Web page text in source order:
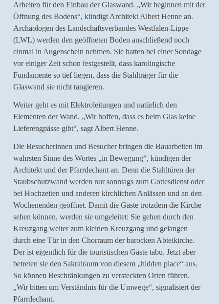
Arbeiten für den Einbau der Glaswand. „Wir beginnen mit der
Öffnung des Bodens“, kündigt Architekt Albert Henne an.
Archäologen des Landschaftsverbandes Westfalen-Lippe
(LWL) werden den geöffneten Boden anschließend noch
einmal in Augenschein nehmen. Sie hatten bei einer Sondage
vor einiger Zeit schon festgestellt, dass karolingische
Fundamente so tief liegen, dass die Stahlträger für die
Glaswand sie nicht tangieren.
Weiter geht es mit Elektroleitungen und natürlich den
Elementen der Wand. „Wir hoffen, dass es beim Glas keine
Lieferengpässe gibt“, sagt Albert Henne.
Die Besucherinnen und Besucher bringen die Bauarbeiten im
wahrsten Sinne des Wortes „in Bewegung“, kündigen der
Architekt und der Pfarrdechant an. Denn die Stahltüren der
Staubschutzwand werden nur sonntags zum Gottesdienst oder
bei Hochzeiten und anderen kirchlichen Anlässen und an den
Wochenenden geöffnet. Damit die Gäste trotzdem die Kirche
sehen können, werden sie umgeleitet: Sie gehen durch den
Kreuzgang weiter zum kleinen Kreuzgang und gelangen
durch eine Tür in den Chorraum der barocken Abteikirche.
Der ist eigentlich für die touristischen Gäste tabu. Jetzt aber
betreten sie den Sakralraum von diesem „hidden place“ aus.
So können Beschränkungen zu versteckten Orten führen.
„Wir bitten um Verständnis für die Umwege“, signalisiert der
Pfarrdechant.